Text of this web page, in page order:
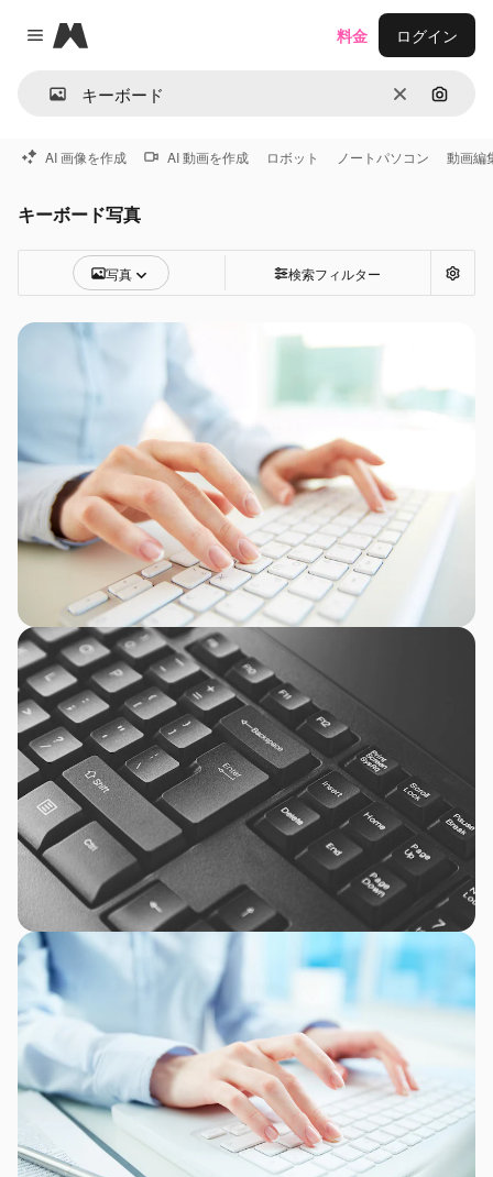
Close menu
Magnific
消去 画像で
料金 ログイン
AI 画像を作成 AI 動画を作成 ロボット ノートパソコン 動画編
キーボード写真
写真 検索フィルター